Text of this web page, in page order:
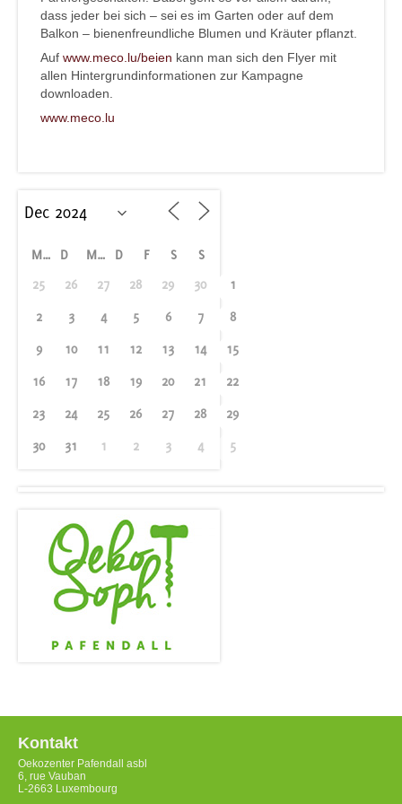
dass jeder bei sich – sei es im Garten oder auf dem
Balkon – bienenfreundliche Blumen und Kräuter pflanzt.
Auf www.meco.lu/beien kann man sich den Flyer mit
allen Hintergrundinformationen zur Kampagne
downloaden.
www.meco.lu
M D M D F S
S
25
26 27 28 29 30 1
2 3 4 5 6 7 8
9 10 11 12 13 14 15
16 17 18 19 20 21 22
23 24 25 26 27 28 29
30 31 1 2 3 4 5
Kontakt
Oekozenter Pafendall asbl
6, rue Vauban
L-2663 Luxembourg